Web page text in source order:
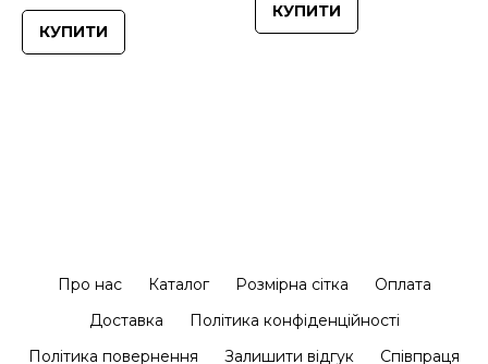
КУПИТИ
КУПИТИ
Про нас Каталог Розмірна сітка
Оплата
Доставка
Політика конфіденційності
Політика повернення
Залишити відгук Співпраця